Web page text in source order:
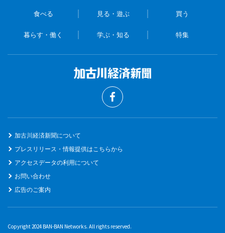
食べる 見る・遊ぶ 買う
暮らす・働く 学ぶ・知る 特集
加古川経済新聞について
プレスリリース・情報提供はこちらから
アクセスデータの利用について
お問い合わせ
広告のご案内
Copyright 2024 BAN-BAN Networks. All rights reserved.